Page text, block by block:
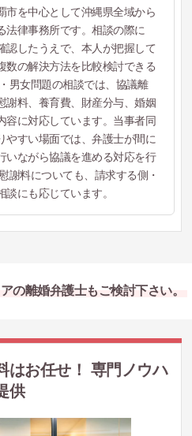
市を中心として沖縄県全域から
法律事務所です。相談の際に
認したうえで、本人が把握して
数の解決方法を比較検討できる
男女問題の相談では、協議離
謝料、養育費、財産分与、婚姻
容に対応しています。当事者同
やすい場面では、弁護士が間に
いながら協議を進める対応を行
謝料についても、請求する側・
にも応じています。
の離婚弁護士もご検討下さい。
はお任せ！ 専門ノウハ
供